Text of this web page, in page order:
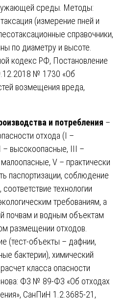
среды. Методы:
(измерение пней и
справочники,
по диаметру и высоте.
кодекс РФ, Постановление
№ 1730 «Об
возмещения вреда,
и потребления –
отхода (I –
– высокоопасные, III –
V – практически
паспортизации, соблюдение
технологии
требованиям, а
почвам и водным объектам
размещении отходов.
(тест-объекты – дафнии,
бактерии), химический
класса опасности
ФЗ № 89-ФЗ «Об отходах
СанПиН 1.2.3685-21,